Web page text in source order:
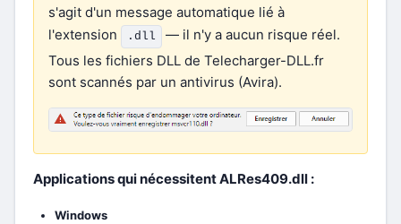
s'agit d'un message automatique lié à
l'extension
.dll
— il n'y a aucun risque réel.
Tous les fichiers DLL de Telecharger-DLL.fr
sont scannés par un antivirus (Avira).
Applications qui nécessitent ALRes409.dll :
Windows